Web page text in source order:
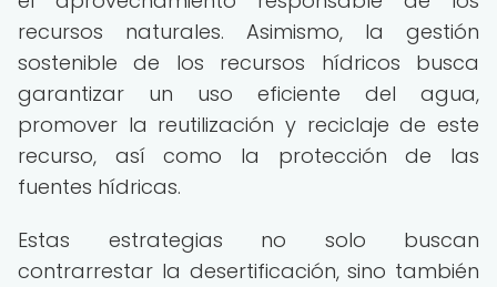
recursos naturales. Asimismo, la gestión
sostenible de los recursos hídricos busca
garantizar un uso eficiente del agua,
promover la reutilización y reciclaje de este
recurso, así como la protección de las
fuentes hídricas.
Estas estrategias no solo buscan
contrarrestar la desertificación, sino también